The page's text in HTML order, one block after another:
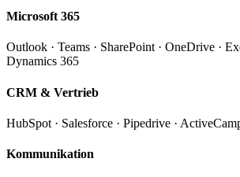
Microsoft 365
Outlook · Teams · SharePoint · OneDrive ·
Dynamics 365
CRM & Vertrieb
HubSpot · Salesforce · Pipedrive ·
Kommunikation